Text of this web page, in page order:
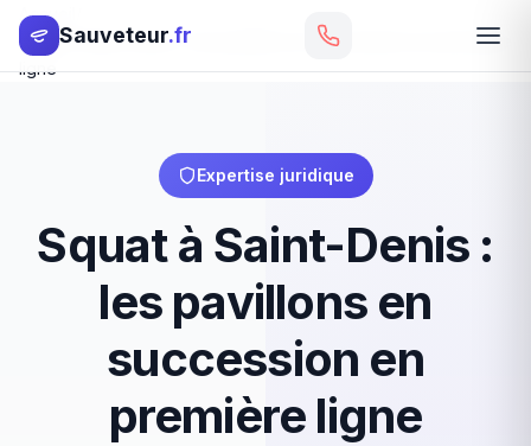
Sauveteur.fr
Accueil
Squat à Saint-Denis : les pavillons en succession en première
ligne
Expertise juridique
Squat à Saint-Denis :
les pavillons en
succession en
première ligne